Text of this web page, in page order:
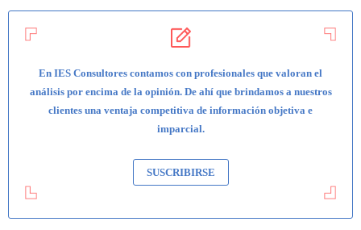
En IES Consultores contamos con profesionales que valoran el
análisis por encima de la opinión. De ahí que brindamos a nuestros
clientes una ventaja competitiva de información objetiva e
imparcial.
SUSCRIBIRSE